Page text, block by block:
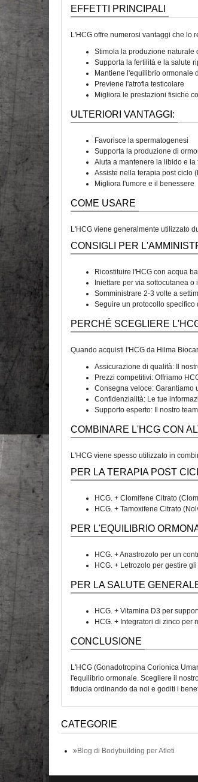
EFFETTI PRINCIPALI
L'HCG offre numerosi vantaggi che lo
Stimola la produzione naturale
Supporta la fertilità e la salute
Mantiene l'equilibrio ormonale
Previene l'atrofia testicolare
Migliora le prestazioni fisiche
ULTERIORI VANTAGGI:
Favorisce la spermatogenesi
Supporta la produzione di
Aiuta a mantenere la libido e la
Assiste nella terapia post ciclo
Migliora l'umore e il benessere
COME USARE
L'HCG viene generalmente utilizzato
CONSIGLI PER
Ricostituire l'HCG con acqua
Iniettare per via sottocutanea o
Somministrare 2-3 volte a
Seguire un protocollo specifico
PERCHÉ SCEGLIERE
Quando acquisti l'HCG da Hilma
Assicurazione di qualità: Il
Prezzi competitivi: Offriamo
Consegna veloce: Garantiamo
Confidenzialità: Le tue
Supporto esperto: Il nostro
COMBINARE L'HCG CON
L'HCG viene spesso utilizzato in
PER LA TERAPIA POST
HCG. + Clomifene Citrato
HCG. + Tamoxifene Citrato
PER L'EQUILIBRIO
HCG. + Anastrozolo per un
HCG. + Letrozolo per gestire
PER LA SALUTE
HCG. + Vitamina D3 per
HCG. + Integratori di zinco per
CONCLUSIONE
L'HCG (Gonadotropina Corionica
l'equilibrio ormonale. Scegliere il
fiducia ordinando da noi e goditi i
CATEGORIE
Blog di Bodybuilding per Atleti